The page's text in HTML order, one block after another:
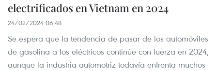
electrificados en Vietnam en 2024
24/02/2024 06:48
Se espera que la tendencia de pasar de los automóviles
de gasolina a los eléctricos continúe con fuerza en 2024,
aunque la industria automotriz todavía enfrenta muchos